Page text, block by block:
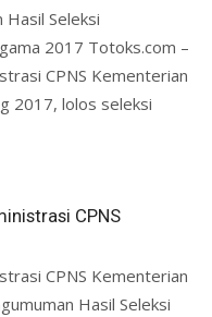
Hasil Seleksi
2017 Totoks.com –
CPNS Kementerian
2017, lolos seleksi
CPNS
CPNS Kementerian
Hasil Seleksi